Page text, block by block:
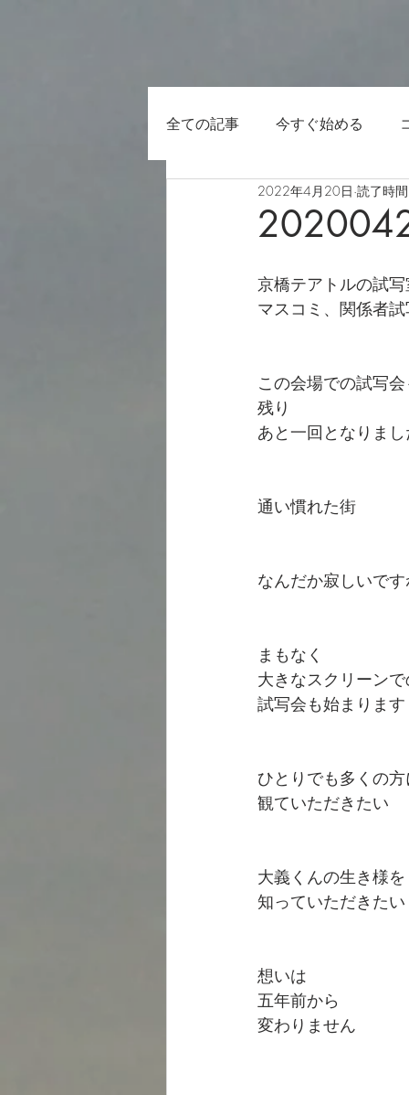
全ての記事 今すぐ始める
2022年4月20日 読了時
京橋テアトルの試
マスコミ、関係者
この会場での試写
残り
あと一回となりま
通い慣れた街
なんだか寂しいで
まもなく
大きなスクリーン
試写会も始まります
ひとりでも多くの
観ていただきたい
大義くんの生き様を
知っていただきたい
想いは
五年前から
変わりません